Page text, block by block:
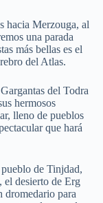
hacia Merzouga, al
una parada
más bellas es el
del Atlas.
del Todra
hermosos
lleno de pueblos
que hará
de Tinjdad,
el desierto de Erg
dromedario para